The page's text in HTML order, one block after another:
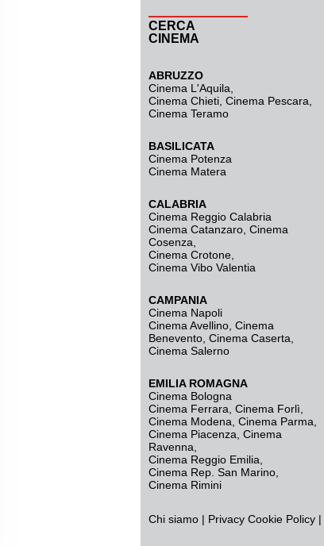
CERCA
CINEMA
ABRUZZO
Cinema L'Aquila
Cinema Chieti, Cinema Pescara,
Cinema Teramo
BASILICATA
Cinema Potenza
Cinema Matera
CALABRIA
Cinema Reggio Calabria
Cinema Catanzaro Cinema
Cosenza
Cinema Crotone
Cinema Vibo Valentia
CAMPANIA
Cinema Napoli
Cinema Avellino Cinema
Benevento Cinema Caserta
Cinema Salerno
EMILIA ROMAGNA
Cinema Bologna
Cinema Ferrara Cinema Forlì
Cinema Modena Cinema Parma
Cinema Piacenza Cinema
Ravenna
Cinema Reggio Emilia
Cinema Rep. San Marino
Cinema Rimini
Chi siamo | Privacy Cookie Policy |